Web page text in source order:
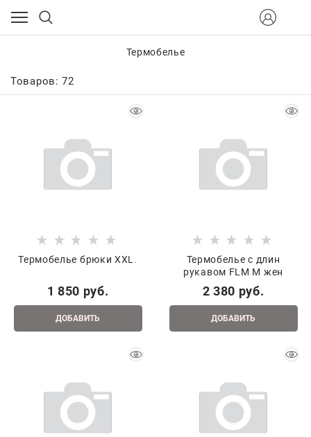
Термобелье
Товаров: 72
Термобелье брюки XXL.
1 850 руб.
ДОБАВИТЬ
Термобелье с длин
рукавом FLM M жен
2 380 руб.
ДОБАВИТЬ